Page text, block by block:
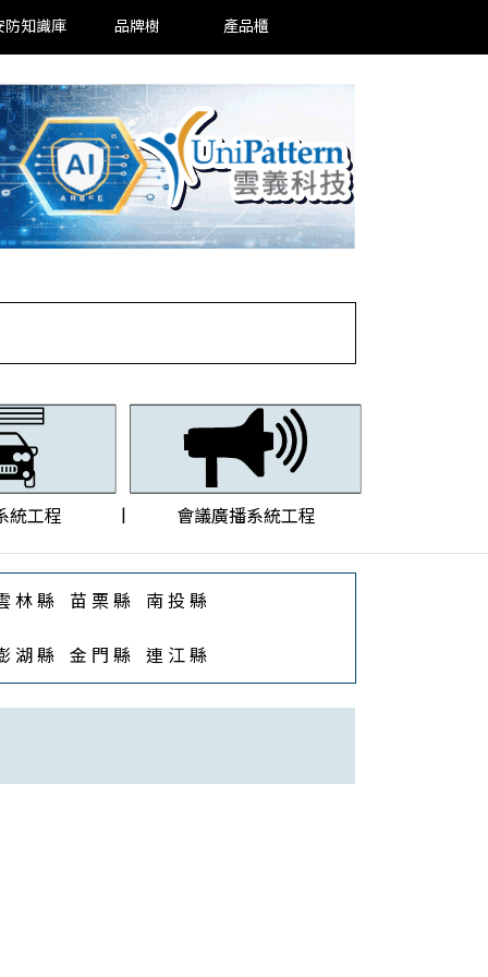
防知識庫 品牌樹 產品櫃
統工程 | 會議廣播系統工程
林 縣 苗 栗 縣 南 投 縣
湖 縣 金 門 縣 連 江 縣